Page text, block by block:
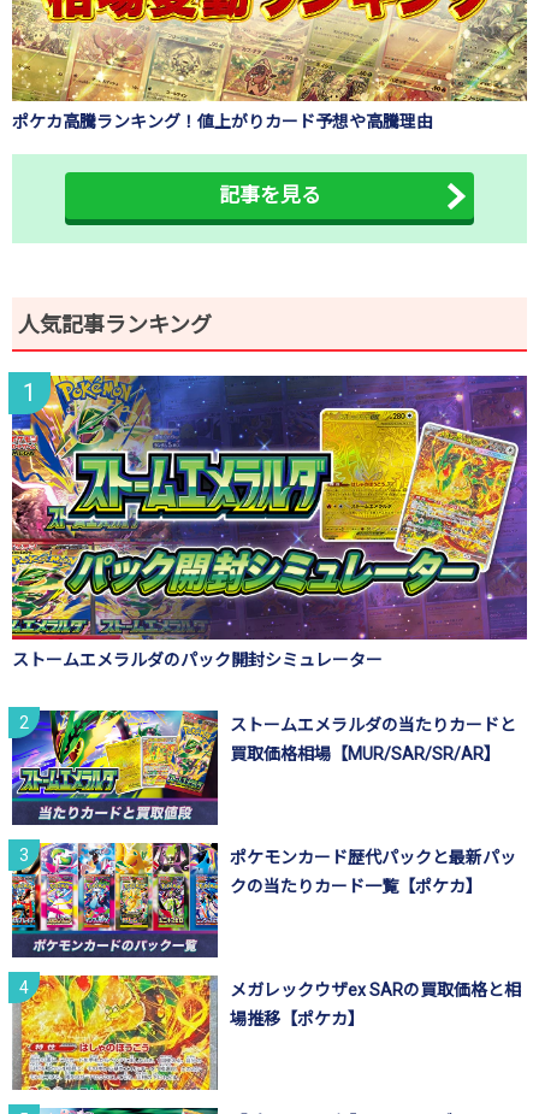
ポケカ高騰ランキング！値上がりカード予想や高騰理由
記事を見る
人気記事ランキング
ストームエメラルダのパック開封シミュレーター
ストームエメラルダの当たりカードと
買取価格相場【MUR/SAR/SR/AR】
ポケモンカード歴代パックと最新パッ
クの当たりカード一覧【ポケカ】
メガレックウザex SARの買取価格と相
場推移【ポケカ】